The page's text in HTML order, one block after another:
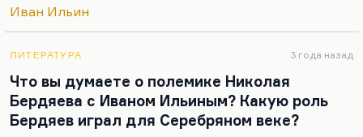
Иван Ильин
ЛИТЕРАТУРА 3 года назад
Что вы думаете о полемике Николая
Бердяева с Иваном Ильиным? Какую роль
Бердяев играл для Серебряном веке?